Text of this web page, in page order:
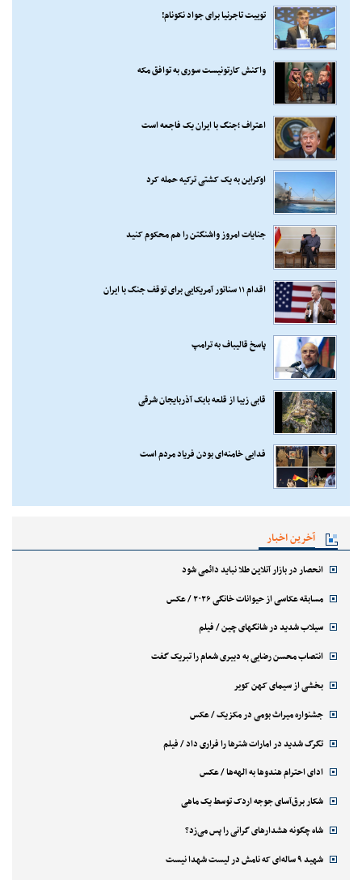
توییت تاجرنیا برای جواد نکونام!
واکنش کارتونیست سوری به توافق مکه
اعتراف ؛جنگ با ایران یک فاجعه است
اوکراین به یک کشتی ترکیه حمله کرد
جنایات امروز واشنگتن را هم محکوم کنید
اقدام ۱۱ سناتور آمریکایی برای توقف جنگ با ایران
پاسخ قالیباف به ترامپ
قابی زیبا از قلعه بابک آذربایجان شرقی
فدایی خامنه‌ای بودن فریاد مردم است
آخرین اخبار
انحصار در بازار آنلاین طلا نباید دائمی شود
مسابقه عکاسی از حیوانات خانگی ۲۰۲۶ / عکس
سیلاب شدید در شانگهای چین / فیلم
انتصاب محسن رضایی به دبیری شعام را تبریک گفت
بخشی از سیمای کهن کویر
جشنواره میراث بومی در مکزیک / عکس
تگرگ شدید در امارات شترها را فراری داد / فیلم
ادای احترام هندوها به الهه‌ها / عکس
شکار برق‌آسای جوجه اردک توسط یک ماهی
شاه چگونه هشدارهای گرانی را پس می‌زد؟
شهید ۹ ساله‌ای که نامش در لیست شهدا نیست